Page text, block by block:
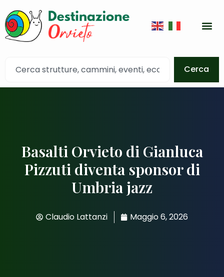
Cerca
Basalti Orvieto di Gianluca
Pizzuti diventa sponsor di
Umbria jazz
Claudio Lattanzi Maggio 6, 2026